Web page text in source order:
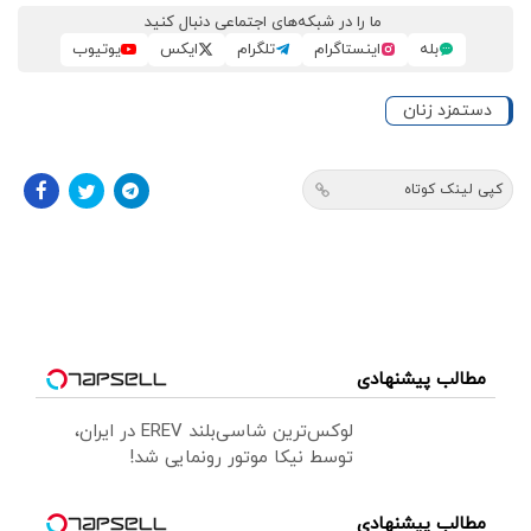
ما را در شبکه‌های اجتماعی دنبال کنید
بله
اینستاگرام تلگرام ایکس یوتیوب
دستمزد زنان
کپی لینک کوتاه
مطالب پیشنهادی
لوکس‌ترین شاسی‌بلند EREV در ایران،
توسط نیکا موتور رونمایی شد!
مطالب پیشنهادی